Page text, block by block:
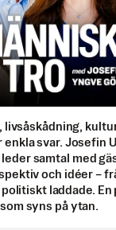
livsåskådning,
enkla svar. Josefin
samtal med
och idéer –
laddade. En
syns på ytan.